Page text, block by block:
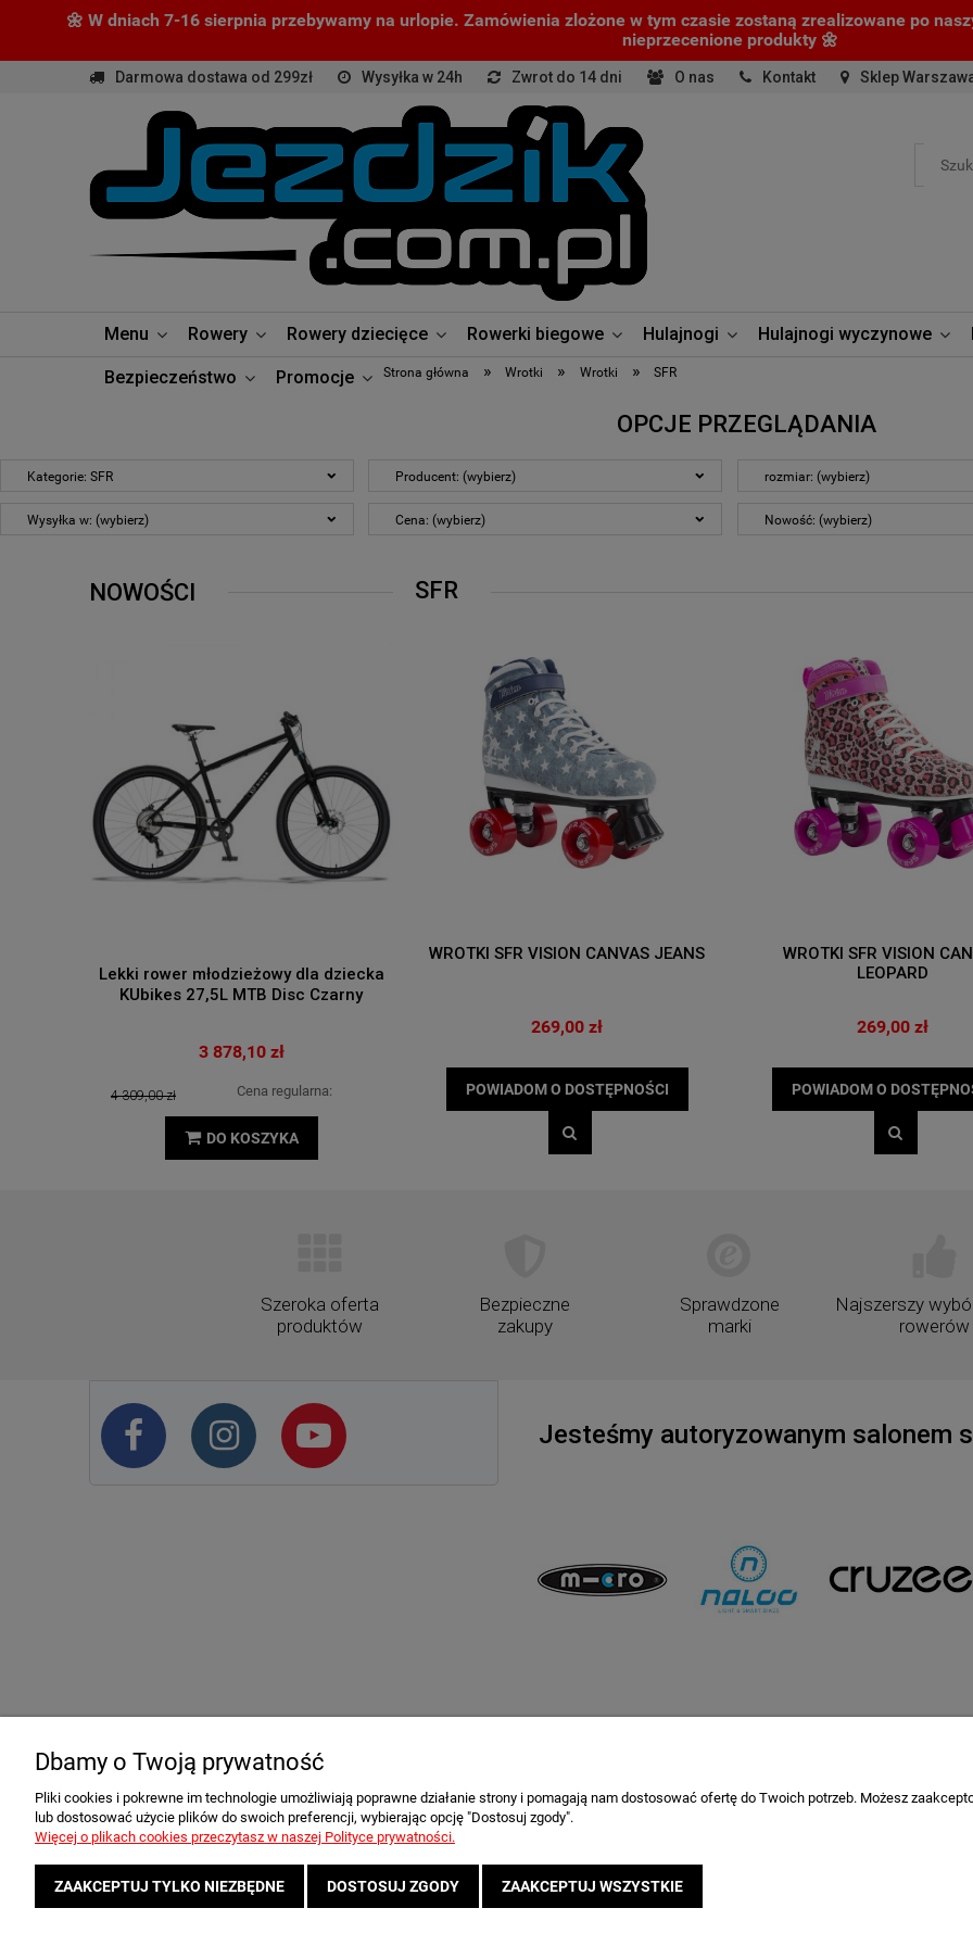
🌼 W dniach 7-16 sierpnia przebywamy na urlopie. Zamówienia zlożone w tym czasie zostaną zrealizowane po
nieprzecenione produkty 🌼
Darmowa dostawa od 299zł Wysyłka w 24h Zwrot do 14 dni O nas Kontakt Sklep
Menu Rowery Rowery dziecięce Rowerki biegowe Hulajnogi Hulajnogi wyczynowe
Bezpieczeństwo Promocje Strona główna » Wrotki » Wrotki » SFR
OPCJE PRZEGLĄDANIA
Kategorie: SFR Producent: (wybierz) rozmiar: (wybierz)
Wysyłka w: (wybierz) Cena: (wybierz) Nowość: (wybierz)
NOWOŚCI
Lekki rower młodzieżowy dla dziecka
KUbikes 27,5L MTB Disc Czarny
3 878,10 zł
Cena regularna:
4 309,00 zł
DO KOSZYKA
79,00 zł 20,00 zł
SFR
WROTKI SFR VISION CANVAS JEANS
269,00 zł
POWIADOM O DOSTĘPNOŚCI
WROTKI SFR VISION
LEOPARD
269,00 zł
POWIADOM O
Szeroka oferta
produktów
Bezpieczne
zakupy
Sprawdzone
marki
Najszerszy
rowerów
Jesteśmy autoryzowanym salonem
Regulamin sklepu
Wysyłka
Reklamacje i zwroty
Polityka Prywatności
Ustawienia konta
Przechowalnia
Porady
Dbamy o Twoją prywatność
Pliki cookies i pokrewne im technologie umożliwiają poprawne działanie strony i pomagają nam dostosować ofertę do Twoich potrzeb. Możesz
lub dostosować użycie plików do swoich preferencji, wybierając opcję "Dostosuj zgody".
Więcej o plikach cookies przeczytasz w naszej Polityce prywatności.
ZAAKCEPTUJ TYLKO NIEZBĘDNE DOSTOSUJ ZGODY ZAAKCEPTUJ WSZYSTKIE